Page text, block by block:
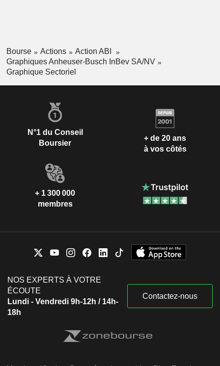
Bourse Actions
Action ABI
Graphiques Anheuser-Busch InBev SA/NV
Graphique Sectoriel
N°1 du Conseil
Boursier
+ de 20 ans
à vos côtés
+ 1 300 000
membres
NOS EXPERTS À VOTRE
ÉCOUTE
Lundi - Vendredi 9h-12h / 14h-
18h
Contactez-nous